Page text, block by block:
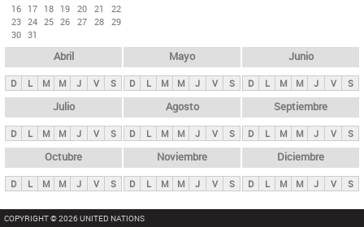
n
c
i
p
l
e
s
16 17 18 19 20 21
22
23 24 25 26 27 28 29
30 31
Abril
D L M M J V S
Mayo
D L M M J V S
Junio
D L M M J V S
Julio
D L M M J V S
Agosto
D L M M J V S
Septiembre
D L M M J V S
Octubre
D L M M J V S
Noviembre
D L M M J V S
Diciembre
D L M M J V S
COPYRIGHT © 2026 UNITED NATIONS